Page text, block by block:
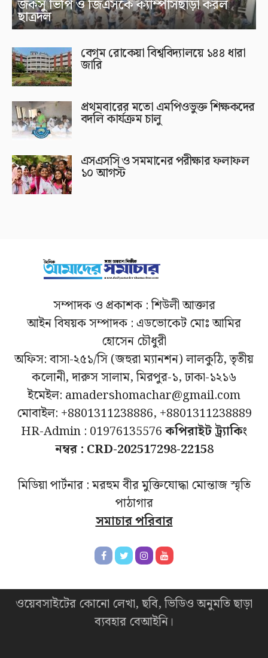
জকসু ভিপি ও জিএসকে ক্যাম্পাসছাড়া করল
ছাত্রদল
বেগম রোকেয়া বিশ্ববিদ্যালয়ে ১৪৪ ধারা
জারি
প্রথমবারের মতো এমপিওভুক্ত শিক্ষকদের
বদলি কার্যক্রম চালু
এসএসসি ও সমমানের পরীক্ষার ফলাফল
১০ আগস্ট
সম্পাদক ও প্রকাশক : শিউলী আক্তার
আইন বিষয়ক সম্পাদক : এডভোকেট মোঃ আমির
হোসেন চৌধুরী
অফিস: বাসা-২৫১/সি (জহুরা ম্যানশন) লালকুঠি, তৃতীয়
কলোনী, দারুস সালাম, মিরপুর-১, ঢাকা-১২১৬
ইমেইল: amadershomachar@gmail.com
মোবাইল: +8801311238886, +8801311238889
HR-Admin : 01976135576কপিরাইট ট্র্যাকিং
নম্বর : CRD-202517298-22158
মিডিয়া পার্টনার : মরহুম বীর মুক্তিযোদ্ধা মোন্তাজ স্মৃতি
পাঠাগার
সমাচার পরিবার
ওয়েবসাইটের কোনো লেখা, ছবি, ভিডিও অনুমতি ছাড়া
ব্যবহার বেআইনি।